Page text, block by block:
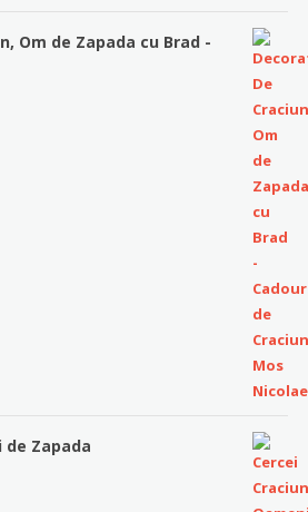
Om de Zapada cu Brad -
de Zapada